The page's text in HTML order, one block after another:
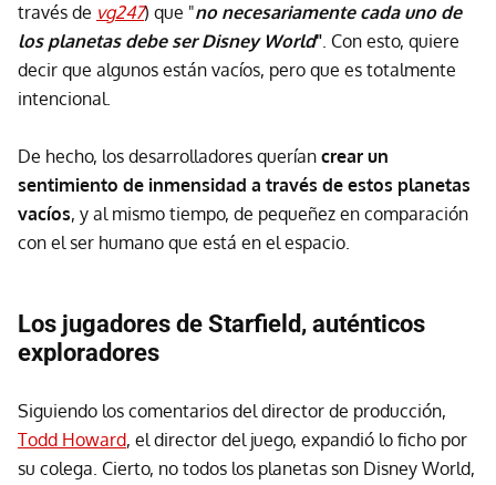
través de vg247) que "no necesariamente cada uno de
los planetas debe ser Disney World". Con esto, quiere
decir que algunos están vacíos, pero que es totalmente
intencional.
De hecho, los desarrolladores querían crear un
sentimiento de inmensidad a través de estos planetas
vacíos, y al mismo tiempo, de pequeñez en comparación
con el ser humano que está en el espacio.
Los jugadores de Starfield, auténticos
exploradores
Siguiendo los comentarios del director de producción,
Todd Howard, el director del juego, expandió lo ficho por
su colega. Cierto, no todos los planetas son Disney World,